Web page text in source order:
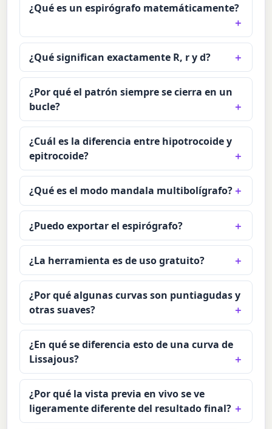
¿Qué es un espirógrafo matemáticamente?
¿Qué significan exactamente R, r y d?
¿Por qué el patrón siempre se cierra en un
bucle?
¿Cuál es la diferencia entre hipotrocoide y
epitrocoide?
¿Qué es el modo mandala multibolígrafo?
¿Puedo exportar el espirógrafo?
¿La herramienta es de uso gratuito?
¿Por qué algunas curvas son puntiagudas y
otras suaves?
¿En qué se diferencia esto de una curva de
Lissajous?
¿Por qué la vista previa en vivo se ve
ligeramente diferente del resultado final?